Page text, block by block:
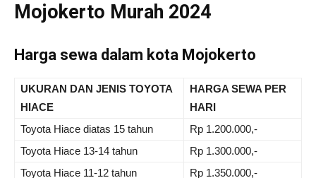
Mojokerto Murah 2024
Harga sewa dalam kota Mojokerto
UKURAN DAN JENIS TOYOTA
HIACE
HARGA SEWA PER
HARI
Toyota Hiace diatas 15 tahun
Rp 1.200.000,-
Toyota Hiace 13-14 tahun
Rp 1.300.000,-
Toyota Hiace 11-12 tahun
Rp 1.350.000,-